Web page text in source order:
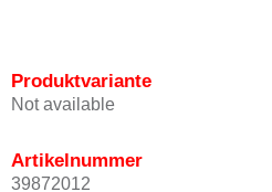
Produktvariante
Not available
Artikelnummer
39872012